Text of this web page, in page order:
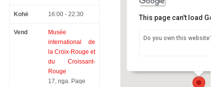
Kohë 16:00 - 22:30
Vend
Musée
international de
la Croix-Rouge et
du Croissant-
Rouge
17, nga. Paqe
This page can't load
Do you own this website?